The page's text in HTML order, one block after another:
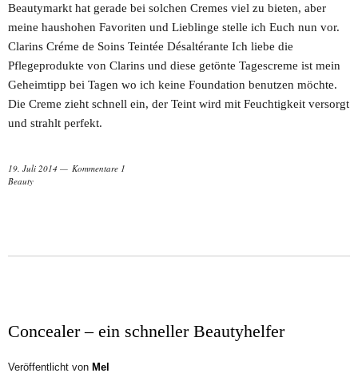
Beautymarkt hat gerade bei solchen Cremes viel zu bieten, aber
meine haushohen Favoriten und Lieblinge stelle ich Euch nun vor.
Clarins Créme de Soins Teintée Désaltérante Ich liebe die
Pflegeprodukte von Clarins und diese getönte Tagescreme ist mein
Geheimtipp bei Tagen wo ich keine Foundation benutzen möchte.
Die Creme zieht schnell ein, der Teint wird mit Feuchtigkeit versorgt
und strahlt perfekt.
19. Juli 2014
Kommentare 1
Beauty
Concealer – ein schneller Beautyhelfer
Veröffentlicht von Mel